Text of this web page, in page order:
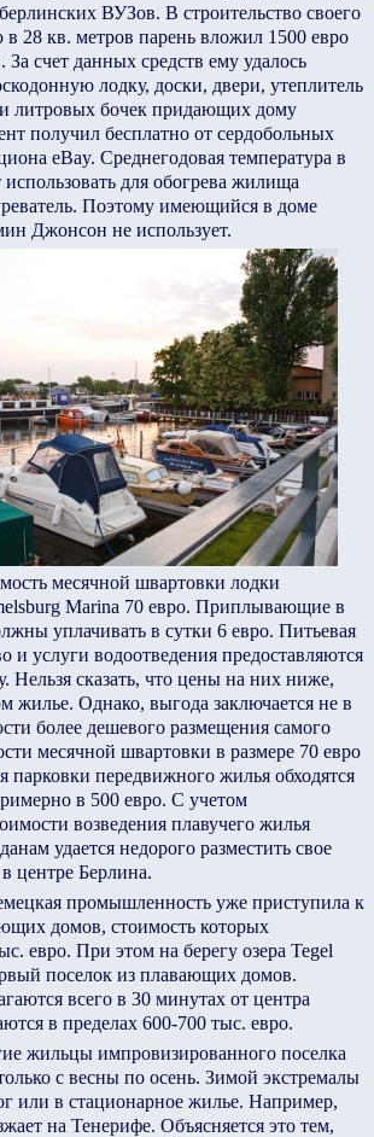
ВУЗов. В строительство своего
28 кв. метров парень вложил 1500 евро
За счет данных средств ему удалось
лодку, доски, двери, утеплитель
литровых бочек придающих дому
получил бесплатно от сердобольных
eBay. Среднегодовая температура в
использовать для обогрева жилища
Поэтому имеющийся в доме
Джонсон не использует.
месячной швартовки лодки
Marina 70 евро. Приплывающие в
уплачивать в сутки 6 евро. Питьевая
и услуги водоотведения предоставляются
Нельзя сказать, что цены на них ниже,
жилье. Однако, выгода заключается не в
более дешевого размещения самого
месячной швартовки в размере 70 евро
парковки передвижного жилья обходятся
в 500 евро. С учетом
возведения плавучего жилья
удается недорого разместить свое
центре Берлина.
промышленность уже приступила к
домов, стоимость которых
евро. При этом на берегу озера Tegel
поселок из плавающих домов.
всего в 30 минутах от центра
в пределах 600-700 тыс. евро.
жильцы импровизированного поселка
с весны по осень. Зимой экстремалы
или в стационарное жилье. Например,
на Тенерифе. Объясняется это тем,